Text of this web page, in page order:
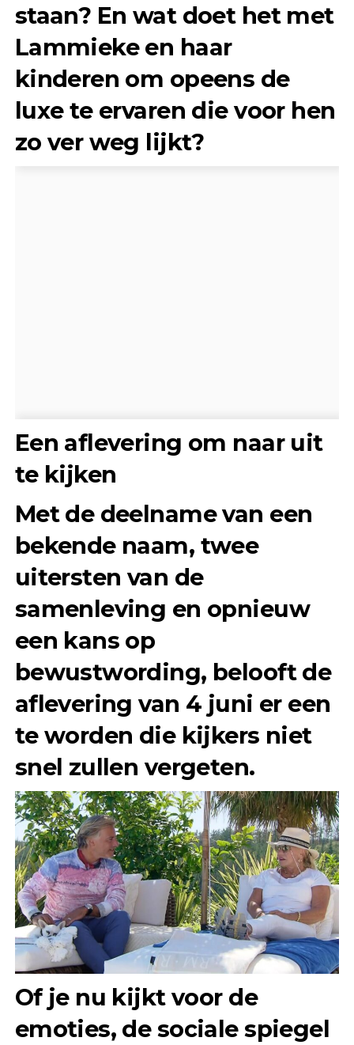
staan? En wat doet het met
Lammieke en haar
kinderen om opeens de
luxe te ervaren die voor hen
zo ver weg lijkt?
Een aflevering om naar uit
te kijken
Met de deelname van een
bekende naam, twee
uitersten van de
samenleving en opnieuw
een kans op
bewustwording, belooft de
aflevering van 4 juni er een
te worden die kijkers niet
snel zullen vergeten.
Of je nu kijkt voor de
emoties, de sociale spiegel